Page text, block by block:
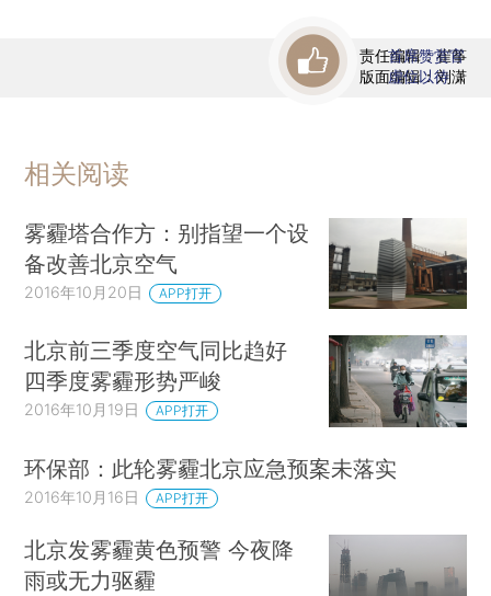
责任编辑：崔筝
版面编辑：刘潇
首席赞赏官
虚位以待
相关阅读
雾霾塔合作方：别指望一个设
备改善北京空气
2016年10月20日 APP打开
北京前三季度空气同比趋好
四季度雾霾形势严峻
2016年10月19日 APP打开
环保部：此轮雾霾北京应急预案未落实
2016年10月16日 APP打开
北京发雾霾黄色预警 今夜降
雨或无力驱霾